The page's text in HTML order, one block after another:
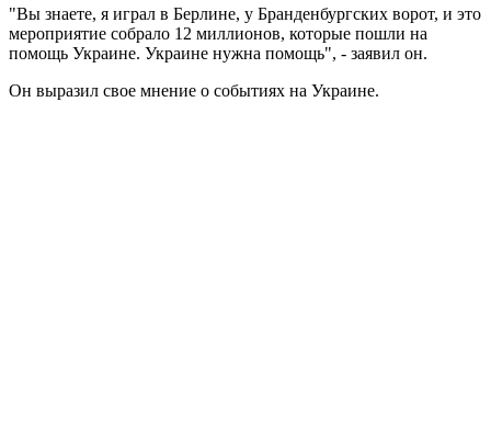
"Вы знаете, я играл в Берлине, у Бранденбургских ворот, и это
мероприятие собрало 12 миллионов, которые пошли на
помощь Украине. Украине нужна помощь", - заявил он.
Он выразил свое мнение о событиях на Украине.